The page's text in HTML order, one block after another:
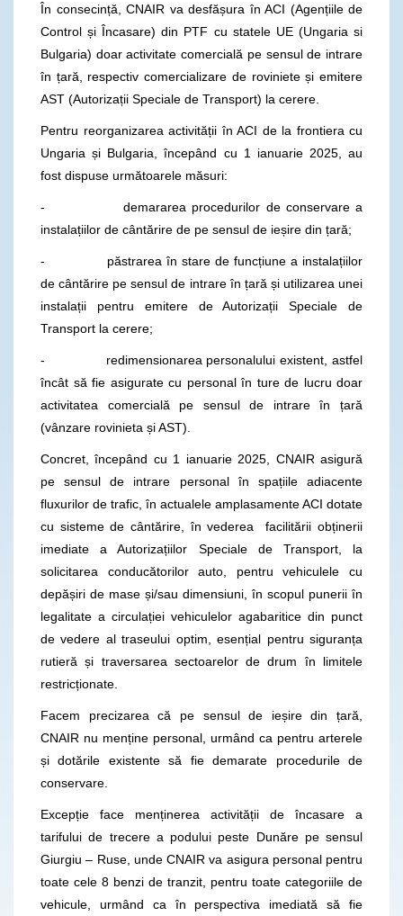
În consecință, CNAIR va desfășura în ACI (Agențiile de
Control și Încasare) din PTF cu statele UE (Ungaria si
Bulgaria) doar activitate comercială pe sensul de intrare
în țară, respectiv comercializare de roviniete și emitere
AST (Autorizații Speciale de Transport) la cerere.
Pentru reorganizarea activității în ACI de la frontiera cu
Ungaria și Bulgaria, începând cu 1 ianuarie 2025, au
fost dispuse următoarele măsuri:
- demararea procedurilor de conservare a
instalațiilor de cântărire de pe sensul de ieșire din țară;
- păstrarea în stare de funcțiune a instalațiilor
de cântărire pe sensul de intrare în țară și utilizarea unei
instalații pentru emitere de Autorizații Speciale de
Transport la cerere;
- redimensionarea personalului existent, astfel
încât să fie asigurate cu personal în ture de lucru doar
activitatea comercială pe sensul de intrare în țară
(vânzare rovinieta și AST).
Concret, începând cu 1 ianuarie 2025, CNAIR asigură
pe sensul de intrare personal în spațiile adiacente
fluxurilor de trafic, în actualele amplasamente ACI dotate
cu sisteme de cântărire, în vederea facilitării obținerii
imediate a Autorizațiilor Speciale de Transport, la
solicitarea conducătorilor auto, pentru vehiculele cu
depășiri de mase și/sau dimensiuni, în scopul punerii în
legalitate a circulației vehiculelor agabaritice din punct
de vedere al traseului optim, esențial pentru siguranța
rutieră și traversarea sectoarelor de drum în limitele
restricționate.
Facem precizarea că pe sensul de ieșire din țară,
CNAIR nu menține personal, urmând ca pentru arterele
și dotările existente să fie demarate procedurile de
conservare.
Excepție face menținerea activității de încasare a
tarifului de trecere a podului peste Dunăre pe sensul
Giurgiu – Ruse, unde CNAIR va asigura personal pentru
toate cele 8 benzi de tranzit, pentru toate categoriile de
vehicule, urmând ca în perspectiva imediată să fie